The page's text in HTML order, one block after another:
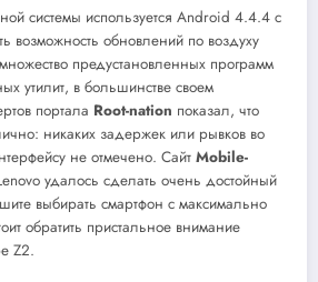
системы используется Android 4.4.4 с
возможность обновлений по воздуху
предустановленных программ
утилит, в большинстве своем
портала Root-nation показал, что
никаких задержек или рывков во
не отмечено. Сайт Mobile-
удалось сделать очень достойный
выбирать смартфон с максимально
обратить пристальное внимание
Z2.